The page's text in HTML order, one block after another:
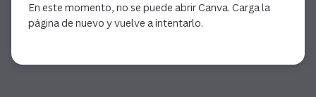
En este momento, no se puede abrir Canva. Carga la
página de nuevo y vuelve a intentarlo.